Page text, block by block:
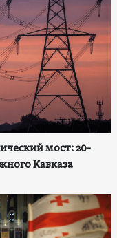
мост: 20-
Кавказа